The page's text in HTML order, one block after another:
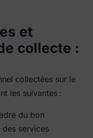
et
collecte :
collectées sur le
les suivantes :
du bon
services